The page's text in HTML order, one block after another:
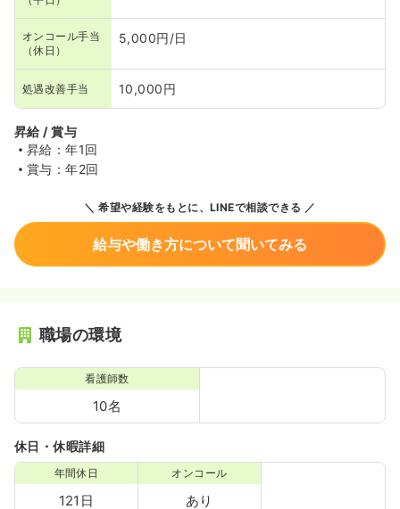
オンコール手当
（休日）
5,000円/日
処遇改善手当 10,000円
昇給 / 賞与
昇給：年1回
賞与：年2回
希望や経験をもとに、LINEで相談できる
給与や働き方について聞いてみる
職場の環境
看護師数
10名
休日・休暇詳細
年間休日
121日
オンコール
あり